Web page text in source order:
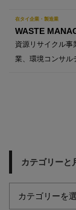
在タイ企業・製造業
WASTE
資源リサイクル事
業、環境コンサル
カテゴリーと